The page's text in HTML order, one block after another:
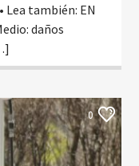
Lea también: EN
daños
0